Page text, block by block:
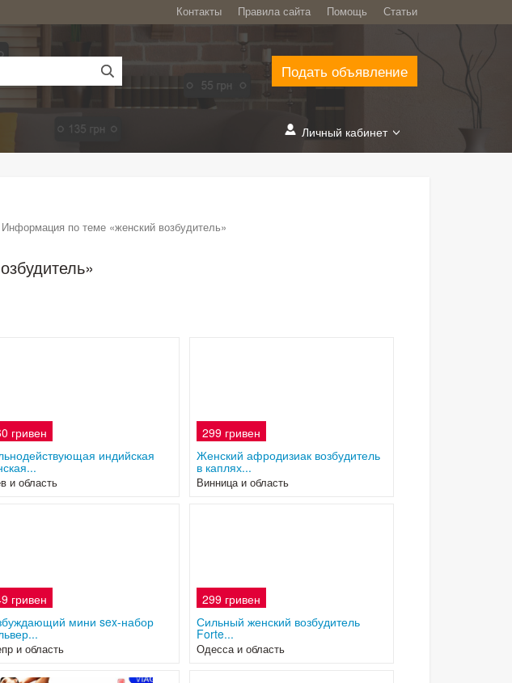
Контакты Правила сайта Помощь Статьи
Подать объявление
Личный кабинет
Информация по теме «женский возбудитель»
гривен
индийская
и область
299 гривен
Женский афродизиак возбудитель
в каплях...
Винница и область
гривен
мини sex-набор
и область
299 гривен
Сильный женский возбудитель
Forte...
Одесса и область